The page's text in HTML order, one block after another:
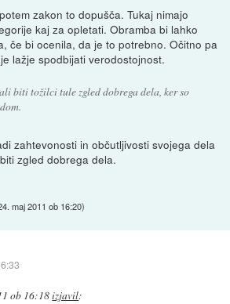
zakon to dopušča. Tukaj nimajo
kaj za opletati. Obramba bi lahko
če bi ocenila, da je to potrebno. Očitno pa
lažje spodbijati verodostojnost.
biti tožilci tule zgled dobrega dela, ker so
zahtevonosti in občutljivosti svojega dela
zgled dobrega dela.
maj 2011 ob 16:20)
ob 16:18izjavil: